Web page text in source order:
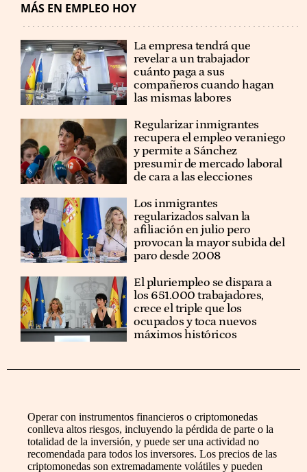
MÁS EN EMPLEO HOY
La empresa tendrá que
revelar a un trabajador
cuánto paga a sus
compañeros cuando hagan
las mismas labores
Regularizar inmigrantes
recupera el empleo veraniego
y permite a Sánchez
presumir de mercado laboral
de cara a las elecciones
Los inmigrantes
regularizados salvan la
afiliación en julio pero
provocan la mayor subida del
paro desde 2008
El pluriempleo se dispara a
los 651.000 trabajadores,
crece el triple que los
ocupados y toca nuevos
máximos históricos
Operar con instrumentos financieros o criptomonedas
conlleva altos riesgos, incluyendo la pérdida de parte o la
totalidad de la inversión, y puede ser una actividad no
recomendada para todos los inversores. Los precios de las
criptomonedas son extremadamente volátiles y pueden